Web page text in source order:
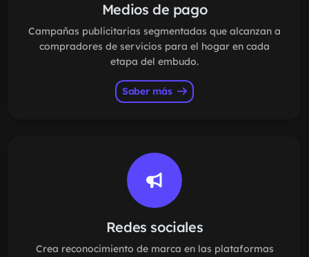
Medios de pago
Campañas publicitarias segmentadas que alcanzan a
compradores de servicios para el hogar en cada
etapa del embudo.
Saber más
Redes sociales
Crea reconocimiento de marca en las plataformas